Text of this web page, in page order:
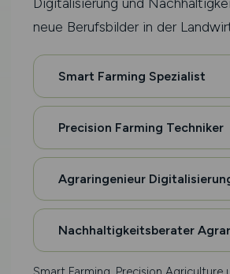
neue Berufsbilder in der
Smart Farming Spezialist
Precision Farming Techniker
Agraringenieur
Nachhaltigkeitsberater Agrar